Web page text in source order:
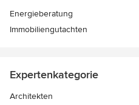
Energieberatung
Immobiliengutachten
Expertenkategorie
Architekten